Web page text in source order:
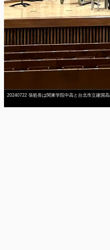
20240722 張処長は関東学院中高と台北市立建国